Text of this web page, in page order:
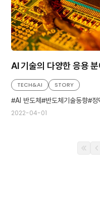
AI 기술의 다양한 응용
2022-04-01
TECH&AI
STORY
AI 반도체
반도체기술동향 정
이
이